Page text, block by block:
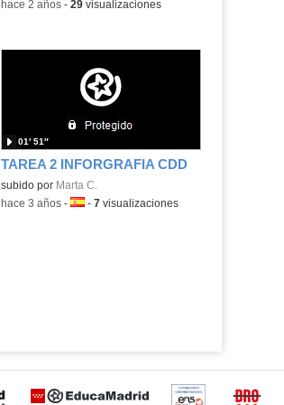
-hace 2 años- 29visualizaciones
TAREA 2 INFORGRAFIA CDD
subido por Marta C.
01′ 51″
-hace 3 años- Idioma:
- 7visualizaciones